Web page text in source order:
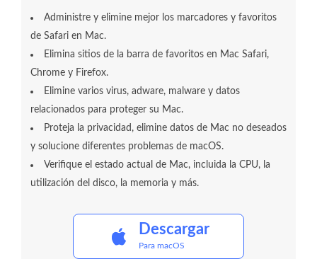
Administre y elimine mejor los marcadores y favoritos
de Safari en Mac.
Elimina sitios de la barra de favoritos en Mac Safari,
Chrome y Firefox.
Elimine varios virus, adware, malware y datos
relacionados para proteger su Mac.
Proteja la privacidad, elimine datos de Mac no deseados
y solucione diferentes problemas de macOS.
Verifique el estado actual de Mac, incluida la CPU, la
utilización del disco, la memoria y más.
Descargar
Para macOS